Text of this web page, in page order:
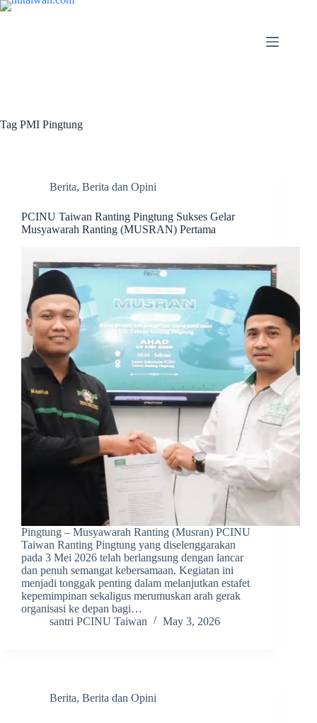
Tag PMI Pingtung
Berita, Berita dan Opini
PCINU Taiwan Ranting Pingtung Sukses Gelar
Musyawarah Ranting (MUSRAN) Pertama
Pingtung – Musyawarah Ranting (Musran) PCINU
Taiwan Ranting Pingtung yang diselenggarakan
pada 3 Mei 2026 telah berlangsung dengan lancar
dan penuh semangat kebersamaan. Kegiatan ini
menjadi tonggak penting dalam melanjutkan estafet
kepemimpinan sekaligus merumuskan arah gerak
organisasi ke depan bagi…
santri PCINU Taiwan
May 3, 2026
Berita, Berita dan Opini